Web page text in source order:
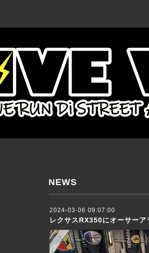
NEWS
2024-03-06 09:07:00
レクサスRX350にオーサーア